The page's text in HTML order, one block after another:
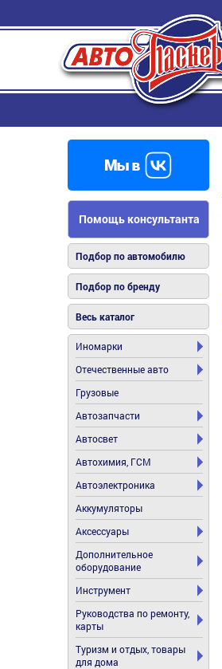
Помощь консультанта
Подбор по автомобилю
Подбор по бренду
Весь каталог
Иномарки
Отечественные авто
Грузовые
Автозапчасти
Автосвет
Автохимия, ГСМ
Автоэлектроника
Аккумуляторы
Аксессуары
Дополнительное
оборудование
Инструмент
Руководства по ремонту,
карты
Туризм и отдых, товары
для дома